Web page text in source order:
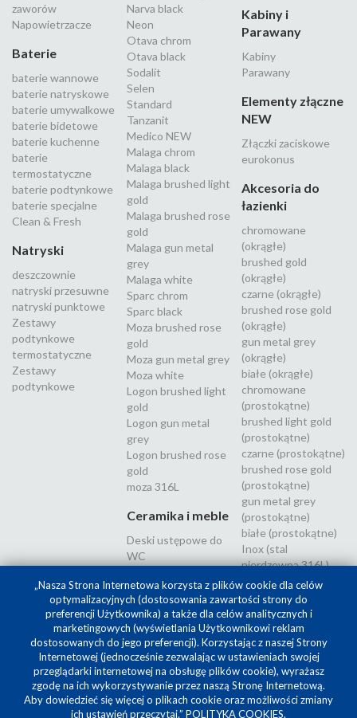
zaworów
Napowietrzacze
Baterie
baterie wannowe
baterie natryskowe
baterie umywalkowe
baterie bidetowe
baterie kuchenne
baterie
termostatyczne
baterie podtynkowe
baterie specjalne
Clean & Fresh
Natryski
deszczownie
natryski przesuwne
natryski punktowe
Zestawy
podtynkowe
termostatyczne
Zestawy
podtynkowe
Narva black
Neon
Otava chrom
Otava black
Sodalit
Selen
Standard
Tanzanit
Medico NEW
Malaga chrom
Malaga black
Malaga brushed light
gold
Malaga brushed rose
gold
Malaga gun metal
grey
Malaga white
Sparc chrom
Sparc black
Moza brushed rose
gold
Moza gun metal grey
Moza white
Logon brushed light
gold
Logon gun metal
grey
Logon brushed rose
gold
moza 316L
Ceramika i meble
Deski ustępowe do
WC
Kabiny i
Parawany
Kabiny
Parawany
Elementy złączne
NEW
Złączki zaciskowe
eurokonus
Akcesoria do
łazienki
chromowane
(okrągłe)
brushed gold
(okrągłe)
czarne (okrągłe)
brushed rose gold
(okrągłe)
gun metal grey
(okrągłe)
białe (okrągłe)
chromowane
(prostokątne)
brushed light gold
(prostokątne)
czarne (prostokątne)
brushed rose gold
(prostokątne)
gun metal grey
(prostokątne)
białe (prostokątne)
Inox (stal
nierdzewna 316L)
Projekt i realizacja SilverCube
„Nasza Strona Internetowa korzysta z plików cookie dla celów
optymalizacyjnych (dostosowania zawartości strony do
preferencji Użytkownika) a także dla celów analitycznych i
marketingowych (wyświetlania Użytkownikowi reklam
dostosowanych do jego preferencji). Korzystając z naszej Strony
Internetowej (jednocześnie zezwalając w ustawieniach swojej
przeglądarki internetowej na obsługę plików cookie), wyrażasz
zgodę na ich wykorzystywanie przez naszą Stronę Internetową.
Aby dowiedzieć się więcej o plikach cookie oraz możliwości zmiany
ich ustawień przeczytaj.” POLITYKA COOKIES.